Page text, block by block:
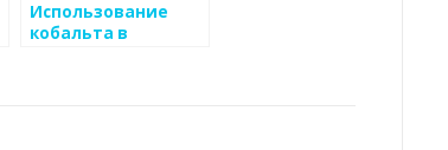
Использование
кобальта в